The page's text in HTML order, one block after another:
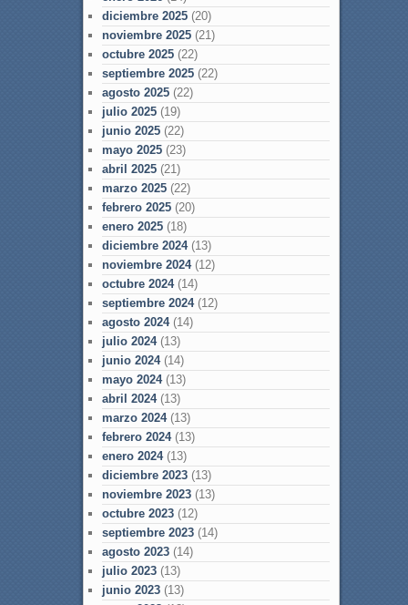
diciembre 2025(20)
noviembre 2025(21)
octubre 2025(22)
septiembre 2025(22)
agosto 2025(22)
julio 2025(19)
junio 2025(22)
mayo 2025(23)
abril 2025(21)
marzo 2025(22)
febrero 2025(20)
enero 2025(18)
diciembre 2024(13)
noviembre 2024(12)
octubre 2024(14)
septiembre 2024(12)
agosto 2024(14)
julio 2024(13)
junio 2024(14)
mayo 2024(13)
abril 2024(13)
marzo 2024(13)
febrero 2024(13)
enero 2024(13)
diciembre 2023(13)
noviembre 2023(13)
octubre 2023(12)
septiembre 2023(14)
agosto 2023(14)
julio 2023(13)
junio 2023(13)